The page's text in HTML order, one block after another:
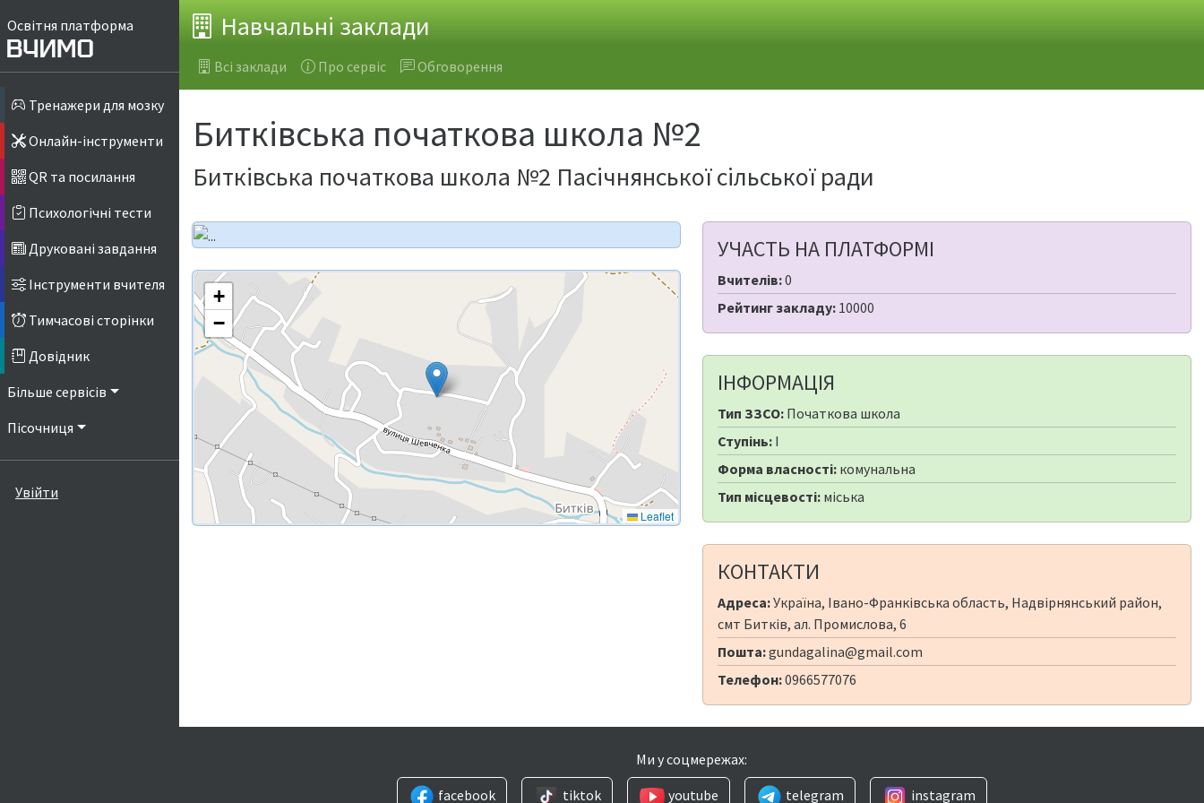
Освітня платформа
Тренажери для мозку
Онлайн-інструменти
QR та посилання
Психологічні тести
Друковані завдання
Інструменти вчителя
Тимчасові сторінки
Довідник
Більше сервісів
Пісочниця
Увійти
Навчальні заклади
Всі заклади Про сервіс Обговорення
Битківська початкова школа №2
Битківська початкова школа №2 Пасічнянської сільської ради
+
−
Leaflet
УЧАСТЬ НА ПЛАТФОРМІ
Вчителів:0
Рейтинг закладу: 10000
ІНФОРМАЦІЯ
Тип ЗЗСО: Початкова школа
Ступінь: I
Форма власності: комунальна
Тип місцевості: міська
КОНТАКТИ
Адреса:Україна, Івано-Франківська область, Надвірнянський район,
смт Битків, ал. Промислова, 6
Пошта:gundagalina@gmail.com
Телефон:0966577076
Ми у соцмережах:
facebook
tiktok youtube telegram instagram